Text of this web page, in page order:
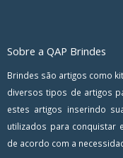
Sobre a QAP Brindes
Brindes são artigos como
diversos tipos de artigos
estes artigos inserindo
utilizados para conquistar
de acordo com a